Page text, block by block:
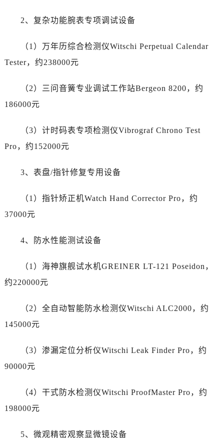
2、复杂功能腕表专项调试设备
（1）万年历综合检测仪Witschi Perpetual Calendar
Tester，约238000元
（2）三问音簧专业调试工作站Bergeon 8200，约
186000元
（3）计时码表专项检测仪Vibrograf Chrono Test
Pro，约152000元
3、表盘/指针修复专用设备
（1）指针矫正机Watch Hand Corrector Pro，约
37000元
4、防水性能测试设备
（1）海神旗舰试水机GREINER LT-121 Poseidon，
约220000元
（2）全自动智能防水检测仪Witschi ALC2000，约
145000元
（3）渗漏定位分析仪Witschi Leak Finder Pro，约
90000元
（4）干式防水检测仪Witschi ProofMaster Pro，约
198000元
5、微观精密观察显微镜设备